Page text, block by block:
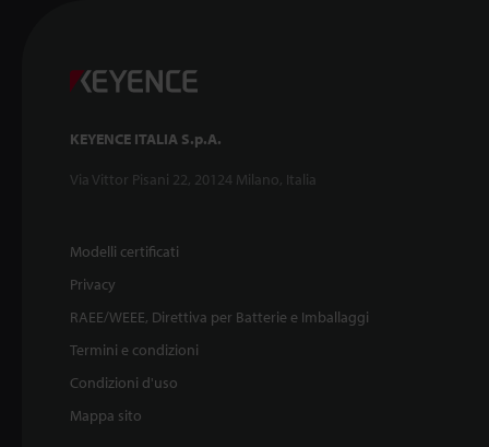
KEYENCE ITALIA S.p.A.
Via Vittor Pisani 22, 20124 Milano, Italia
Modelli certificati
Privacy
RAEE/WEEE, Direttiva per Batterie e Imballaggi
Termini e condizioni
Condizioni d'uso
Mappa sito